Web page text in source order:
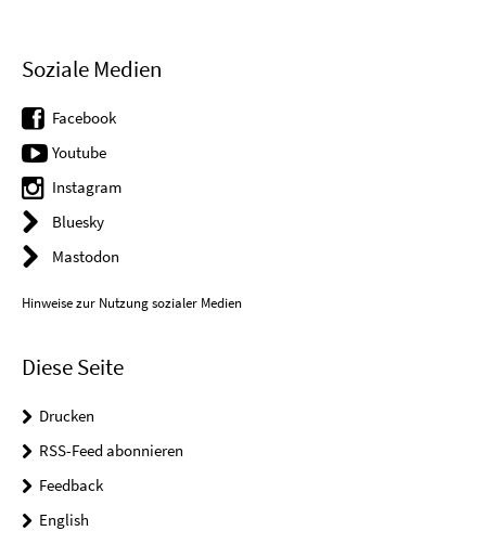
Soziale Medien
Facebook
Youtube
Instagram
Bluesky
Mastodon
Hinweise zur Nutzung sozialer Medien
Diese Seite
Drucken
RSS-Feed abonnieren
Feedback
English